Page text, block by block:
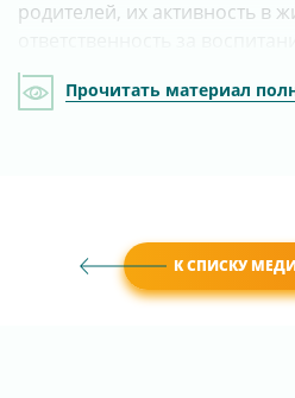
родителей, их активность в
Прочитать материал
К СПИСКУ